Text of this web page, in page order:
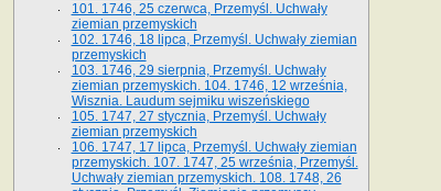
101. 1746, 25 czerwca, Przemyśl. Uchwały
ziemian przemyskich
102. 1746, 18 lipca, Przemyśl. Uchwały ziemian
przemyskich
103. 1746, 29 sierpnia, Przemyśl. Uchwały
ziemian przemyskich. 104. 1746, 12 września,
Wisznia. Laudum sejmiku wiszeńskiego
105. 1747, 27 stycznia, Przemyśl. Uchwały
ziemian przemyskich
106. 1747, 17 lipca, Przemyśl. Uchwały ziemian
przemyskich. 107. 1747, 25 września, Przemyśl.
Uchwały ziemian przemyskich. 108. 1748, 26